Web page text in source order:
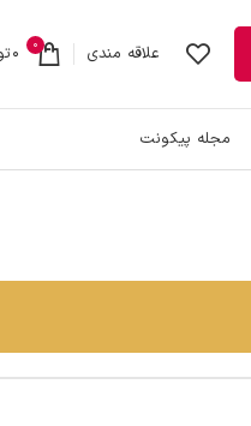
علاقه مندی 0
0
مجله پیکونت